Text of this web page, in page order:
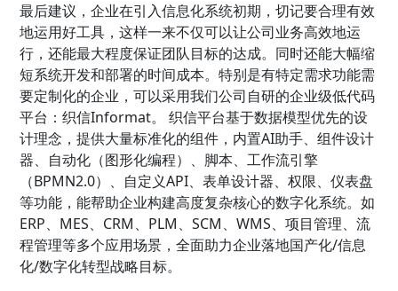
最后建议，企业在引入信息化系统初期，切记要合理有效
地运用好工具，这样一来不仅可以让公司业务高效地运
行，还能最大程度保证团队目标的达成。同时还能大幅缩
短系统开发和部署的时间成本。特别是有特定需求功能需
要定制化的企业，可以采用我们公司自研的企业级低代码
平台：织信Informat。 织信平台基于数据模型优先的设
计理念，提供大量标准化的组件，内置AI助手、组件设计
器、自动化（图形化编程）、脚本、工作流引擎
（BPMN2.0）、自定义API、表单设计器、权限、仪表盘
等功能，能帮助企业构建高度复杂核心的数字化系统。如
ERP、MES、CRM、PLM、SCM、WMS、项目管理、流
程管理等多个应用场景，全面助力企业落地国产化/信息
化/数字化转型战略目标。